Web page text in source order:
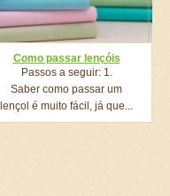
Como passar lençóis
Passos a seguir: 1.
Saber como passar um
lençol é muito fácil, já que...